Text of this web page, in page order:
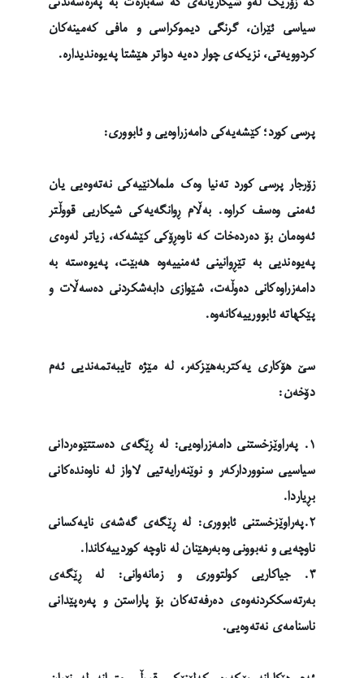
سیاسی ئێران، گرنگی دیموکراسی و مافی کەمینەکان
کردوویەتی، نزیکەی چوار دەیە دواتر هێشتا پەیوەندیدارە.
پرسی کورد؛ کێشەیەکی دامەزراوەیی و ئابووری:
زۆرجار پرسی کورد تەنیا وەک ململانێیەکی نەتەوەیی یان
ئەمنی وەسف کراوە. بەڵام ڕوانگەیەکی شیکاریی قووڵتر
ئەوەمان بۆ دەردەخات کە ناوەڕۆکی کێشەکە، زیاتر لەوەی
پەیوەندیی بە تێڕوانینی ئەمنییەوە هەبێت، پەیوەستە بە
دامەزراوەکانی دەوڵەت، شێوازی دابەشکردنی دەسەڵات و
پێکهاتە ئابوورییەکانەوە.
سێ هۆکاری یەکتربەهێزکەر، لە مێژە تایبەتمەندیی ئەم
دۆخەن:
١. پەراوێزخستنی دامەزراوەیی: لە ڕێگەی دەستتێوەردانی
سیاسیی سنووردارکەر و نوێنەرایەتیی لاواز لە ناوەندەکانی
بڕیاردا.
٢.پەراوێزخستنی ئابووری: لە ڕێگەی گەشەی نایەکسانی
ناوچەیی و نەبوونی وەبەرهێنان لە ناوچە کوردییەکاندا.
٣. جیاکاریی کولتووری و زمانەوانی: لە ڕێگەی
بەرتەسککردنەوەی دەرفەتەکان بۆ پاراستن و پەرەپێدانی
ناسنامەی نەتەوەیی.